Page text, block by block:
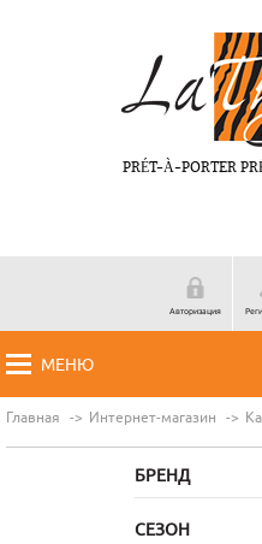
PRÉT-À-PORTER
Авторизация
МЕНЮ
Главная Интернет-магазин
БРЕНД
СЕЗОН